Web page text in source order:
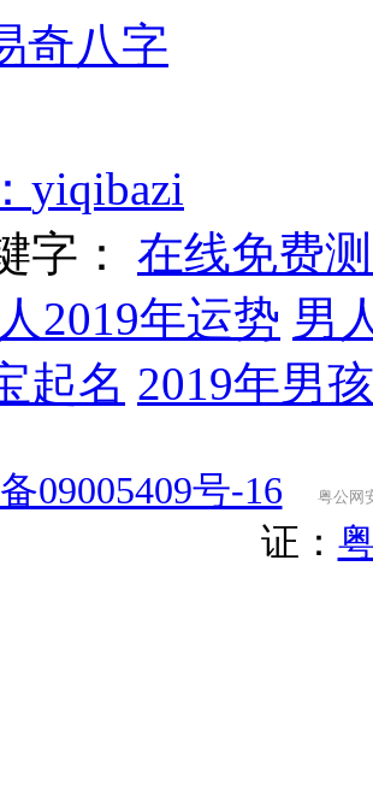
奇八字
yiqibazi
字： 在线免费
2019年运势 男
起名 2019年男
09005409号-16 粤公网
证：